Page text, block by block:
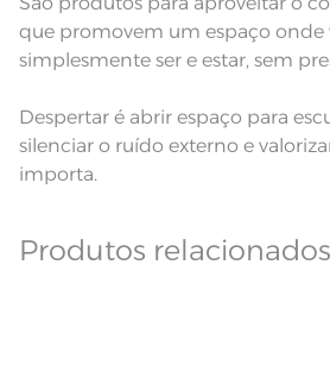
que promovem um espaço onde
simplesmente ser e estar, sem
Despertar é abrir espaço para
silenciar o ruído externo e
importa.
Produtos relacionados